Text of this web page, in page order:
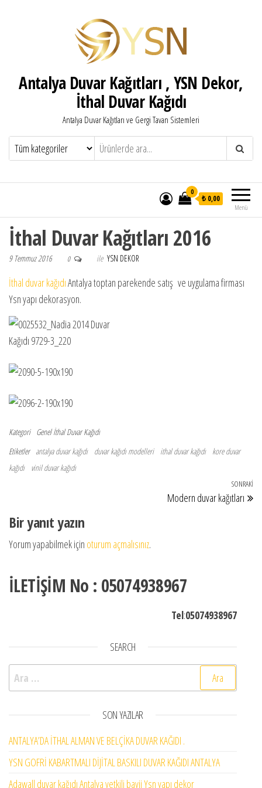
Antalya Duvar Kağıtları , YSN Dekor,
İthal Duvar Kağıdı
Antalya Duvar Kağıtları ve Gergi Tavan Sistemleri
Menü
0
₺ 0,00
İthal Duvar Kağıtları 2016
9 Temmuz 2016 0 ile YSN DEKOR
İthal duvar kağıdıAntalya toptan parekende satış ve uygulama firması
Ysn yapı dekorasyon.
Kategori Genel İthal Duvar Kağıdı
Etiketler antalya duvar kağıdı duvar kağıdı modelleri ithal duvar kağıdı
kore duvar
kağıdı
vinil duvar kağıdı
SONRAKI
Modern duvar kağıtları
Bir yanıt yazın
Yorum yapabilmek için oturum açmalısınız.
İLETİŞİM No : 05074938967
Tel:05074938967
SEARCH
Arama:
SON YAZILAR
ANTALYA’DA İTHAL ALMAN VE BELÇİKA DUVAR KAĞIDI .
YSN GOFRİ KABARTMALI DİJİTAL BASKILI DUVAR KAĞIDI ANTALYA
Adawall duvar kağıdı Antalya yetkili bayii Ysn yapı dekor